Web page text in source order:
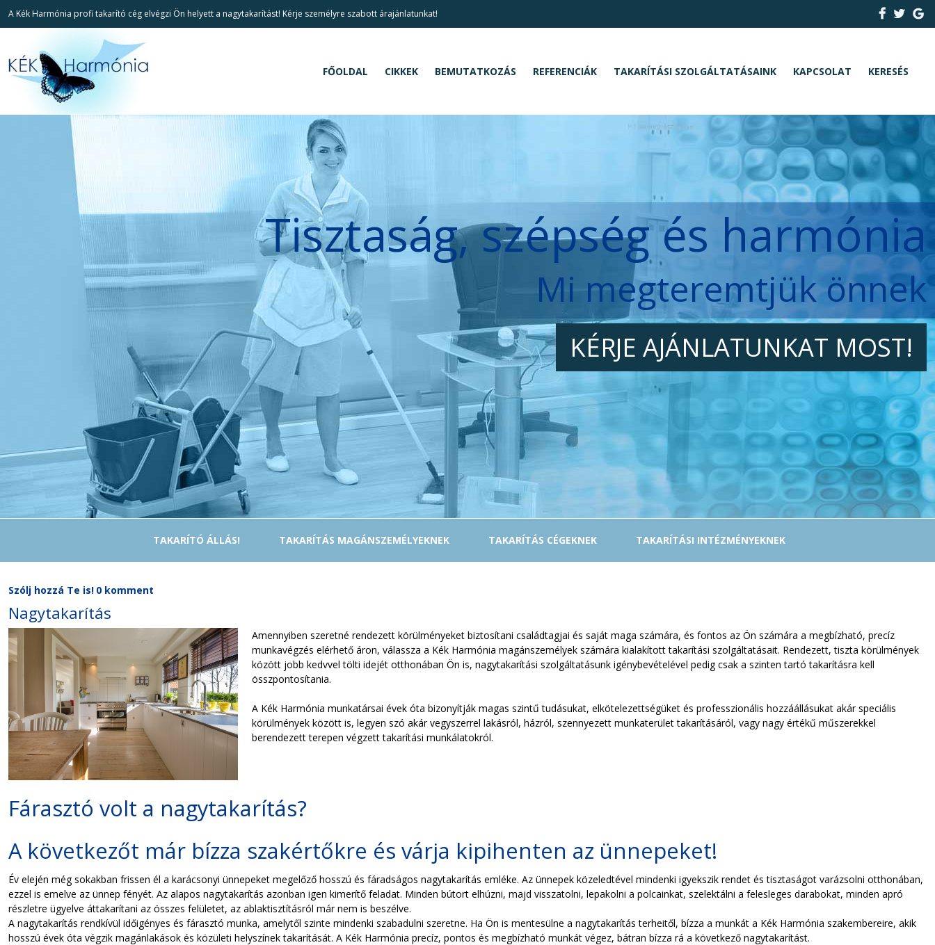
A Kék Harmónia profi takarító cég elvégzi Ön helyett a nagytakarítást! Kérje személyre szabott árajánlatunkat!
FŐOLDAL CIKKEK BEMUTATKOZÁS REFERENCIÁK TAKARÍTÁSI SZOLGÁLTATÁSAINK KAPCSOLAT KERESÉS
Tisztaság, szépség és harmónia
Mi megteremtjük önnek
KÉRJE AJÁNLATUNKAT MOST!
TAKARÍTÓ ÁLLÁS! TAKARÍTÁS MAGÁNSZEMÉLYEKNEK TAKARÍTÁS CÉGEKNEK TAKARÍTÁSI INTÉZMÉNYEKNEK
Szólj hozzá Te is! 0 komment
Nagytakarítás
Amennyiben szeretné rendezett körülményeket biztosítani családtagjai és saját maga számára, és fontos az Ön számára a megbízható, precíz
munkavégzés elérhető áron, válassza a Kék Harmónia magánszemélyek számára kialakított takarítási szolgáltatásait. Rendezett, tiszta körülmények
között jobb kedvvel tölti idejét otthonában Ön is, nagytakarítási szolgáltatásunk igénybevételével pedig csak a szinten tartó takarításra kell
összpontosítania.
A Kék Harmónia munkatársai évek óta bizonyítják magas szintű tudásukat, elkötelezettségüket és professzionális hozzáállásukat akár speciális
körülmények között is, legyen szó akár vegyszerrel lakásról, házról, szennyezett munkaterület takarításáról, vagy nagy értékű műszerekkel
berendezett terepen végzett takarítási munkálatokról.
Fárasztó volt a nagytakarítás?
A következőt már bízza szakértőkre és várja kipihenten az ünnepeket!
Év elején még sokakban frissen él a karácsonyi ünnepeket megelőző hosszú és fáradságos nagytakarítás emléke. Az ünnepek közeledtével mindenki igyekszik rendet és tisztaságot varázsolni otthonában,
ezzel is emelve az ünnep fényét. Az alapos nagytakarítás azonban igen kimerítő feladat. Minden bútort elhúzni, majd visszatolni, lepakolni a polcainkat, szelektálni a felesleges darabokat, minden apró
részletre ügyelve áttakarítani az összes felületet, az ablaktisztításról már nem is beszélve.
A nagytakarítás rendkívül időigényes és fárasztó munka, amelytől szinte mindenki szabadulni szeretne. Ha Ön is mentesülne a nagytakarítás terheitől, bízza a munkát a Kék Harmónia szakembereire, akik
hosszú évek óta végzik magánlakások és közületi helyszínek takarítását. A Kék Harmónia precíz, pontos és megbízható munkát végez, bátran bízza rá a következő nagytakarítást.